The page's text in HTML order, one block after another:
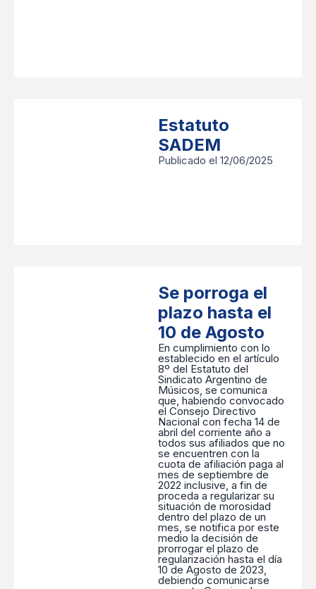
Estatuto
SADEM
Publicado el 12/06/2025
Se porroga el
plazo hasta el
10 de Agosto
En cumplimiento con lo
establecido en el artículo
8º del Estatuto del
Sindicato Argentino de
Músicos, se comunica
que, habiendo convocado
el Consejo Directivo
Nacional con fecha 14 de
abril del corriente año a
todos sus afiliados que no
se encuentren con la
cuota de afiliación paga al
mes de septiembre de
2022 inclusive, a fin de
proceda a regularizar su
situación de morosidad
dentro del plazo de un
mes, se notifica por este
medio la decisión de
prorrogar el plazo de
regularización hasta el día
10 de Agosto de 2023,
debiendo comunicarse